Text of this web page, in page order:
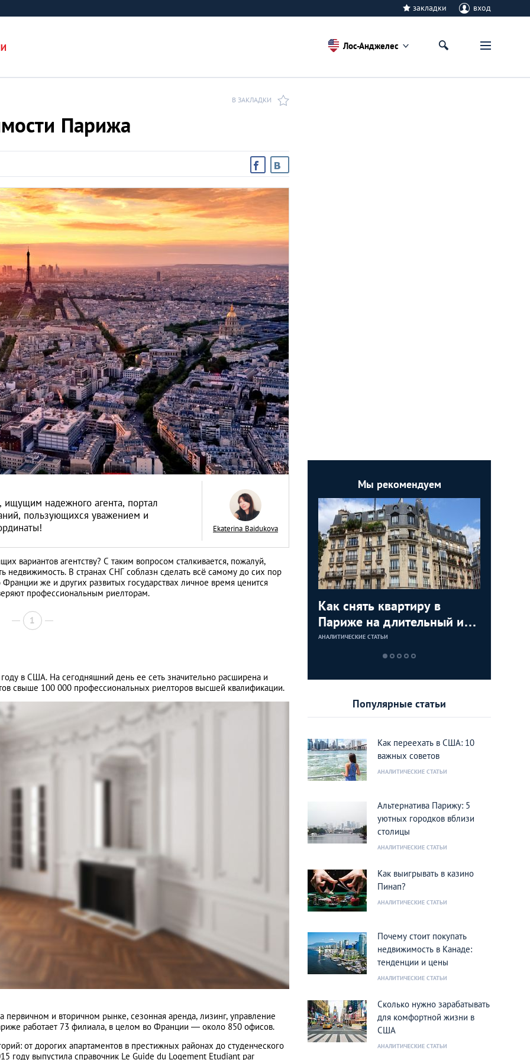
закладки вход
Лос-Анджелес
В ЗАКЛАДКИ
Парижа
надежного агента, портал
пользующихся уважением и
Ekaterina Baidukova
вариантов агентству? С таким вопросом сталкивается, пожалуй,
В странах СНГ соблазн сделать всё самому до сих пор
же и других развитых государствах личное время ценится
профессиональным риелторам.
1
в США. На сегодняшний день ее сеть значительно расширена и
свыше 100 000 профессиональных риелторов высшей квалификации.
и вторичном рынке, сезонная аренда, лизинг, управление
работает 73 филиала, в целом во Франции — около 850 офисов.
от дорогих апартаментов в престижных районах до студенческого
году выпустила справочник Le Guide du Logement Etudiant par
Мы рекомендуем
Как снять квартиру в
Париже на длительный или
короткий срок
АНАЛИТИЧЕСКИЕ СТАТЬИ
Популярные статьи
Как переехать в США: 10
важных советов
АНАЛИТИЧЕСКИЕ СТАТЬИ
Альтернатива Парижу: 5
уютных городков вблизи
столицы
АНАЛИТИЧЕСКИЕ СТАТЬИ
Как выигрывать в казино
Пинап?
АНАЛИТИЧЕСКИЕ СТАТЬИ
Почему стоит покупать
недвижимость в Канаде:
тенденции и цены
АНАЛИТИЧЕСКИЕ СТАТЬИ
Сколько нужно зарабатывать
для комфортной жизни в
США
АНАЛИТИЧЕСКИЕ СТАТЬИ